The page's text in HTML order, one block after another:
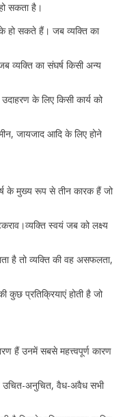
सकता है।
के हो सकते हैं। जब व्यक्ति का
व्यक्ति का संघर्ष किसी अन्य
के लिए किसी कार्य को
जायजाद आदि के लिए होने
के मुख्य रूप से तीन कारक हैं जो
स्वयं जब को लक्ष्य
है तो व्यक्ति की वह असफलता,
प्रतिक्रियाएं होती है जो
हैं उनमें सबसे महत्त्वपूर्ण कारण
उचित-अनुचित, वैध-अवैध सभी